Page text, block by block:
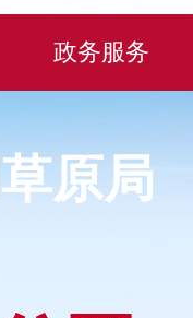
政务服务
原局